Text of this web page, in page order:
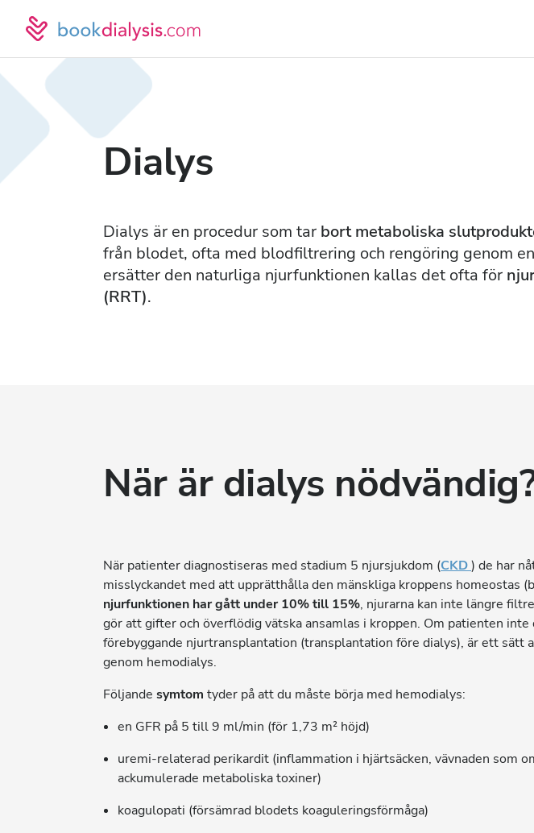
Dialys
Dialys är en procedur som tar bort metaboliska
från blodet, ofta med blodfiltrering och rengöring genom
ersätter den naturliga njurfunktionen kallas det ofta för
(RRT).
När är dialys
När patienter diagnostiseras med stadium 5 njursjukdom (CKD) de har
misslyckandet med att upprätthålla den mänskliga kroppens homeostas
njurfunktionen har gått under 10% till 15%, njurarna kan inte längre
gör att gifter och överflödig vätska ansamlas i kroppen. Om patienten
förebyggande njurtransplantation (transplantation före dialys), är ett sätt
genom hemodialys.
Följande symtom tyder på att du måste börja med hemodialys:
en GFR på 5 till 9 ml/min (för 1,73 m² höjd)
uremi-relaterad perikardit (inflammation i hjärtsäcken, vävnaden som
ackumulerade metaboliska toxiner)
koagulopati (försämrad blodets koaguleringsförmåga)